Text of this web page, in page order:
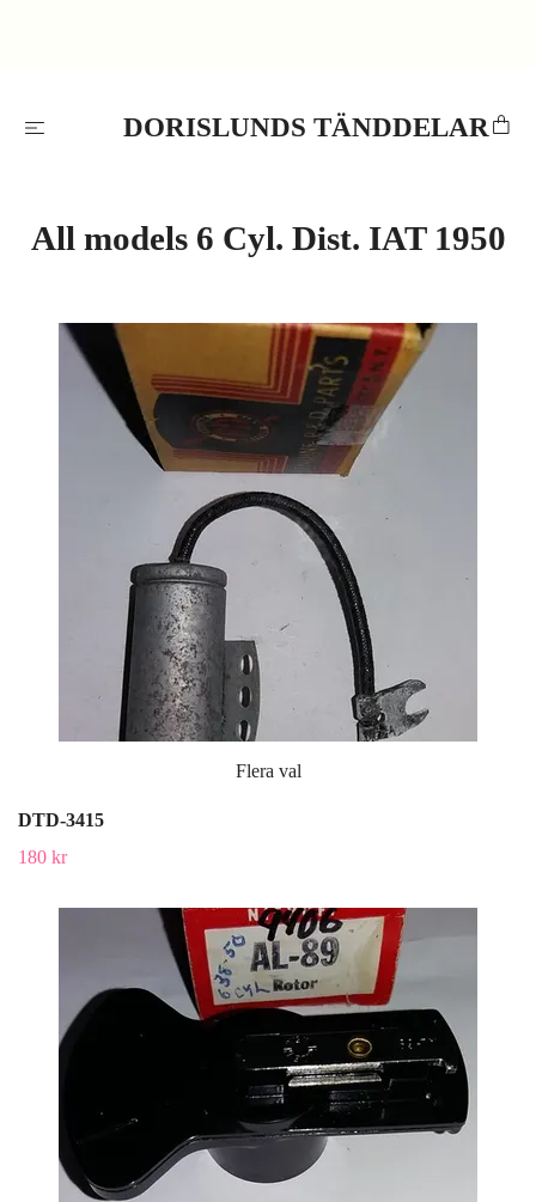
DORISLUNDS TÄNDDELAR
All models 6 Cyl. Dist. IAT 1950
Flera val
DTD-3415
180 kr